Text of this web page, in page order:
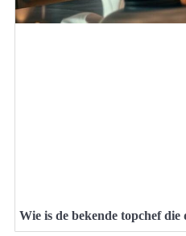
Wie is de bekende topchef